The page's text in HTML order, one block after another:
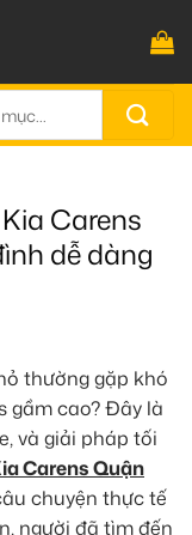
Carens
dễ dàng
thường gặp khó
gầm cao? Đây là
và giải pháp tối
Carens Quận
chuyện thực tế
người đã tìm đến